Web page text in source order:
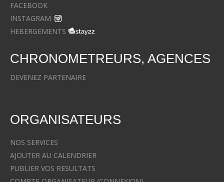
FACEBOOK
INSTAGRAM
HEBERGEMENTS
CHRONOMETREURS, AGENCES
DEVENEZ PARTENAIRE
ORGANISATEURS
NOS SERVICES
AJOUTER AU CALENDRIER
PUBLIER VOS RESULTATS